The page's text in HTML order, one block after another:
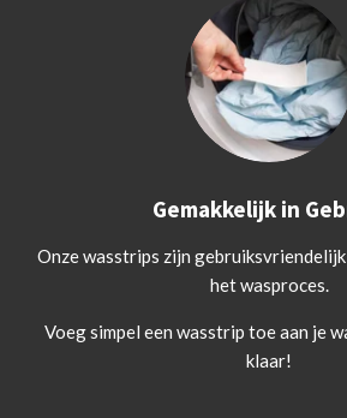
Gemakkelijk in
Onze wasstrips zijn
het wasproces.
Voeg simpel een wasstrip toe aan je
klaar!